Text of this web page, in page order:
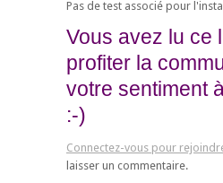
Pas de test associé pour
Vous avez lu ce
profiter la
votre sentiment
:-)
Connectez-vous pour
laisser un commentaire.